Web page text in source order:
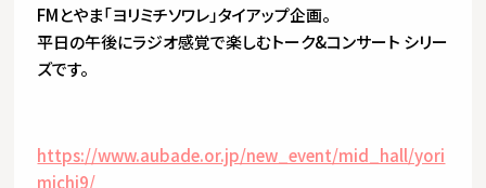
FMとやま「ヨリミチソワレ」タイアップ企画。
平日の午後にラジオ感覚で楽しむトーク&コンサート シリー
ズです。
https://www.aubade.or.jp/new_event/mid_hall/yori
michi9/